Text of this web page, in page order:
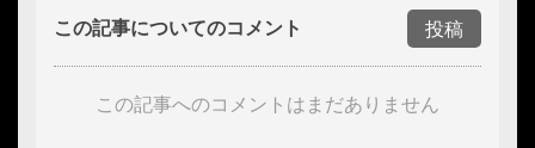
この記事についてのコメント 投稿
この記事へのコメントはまだありません